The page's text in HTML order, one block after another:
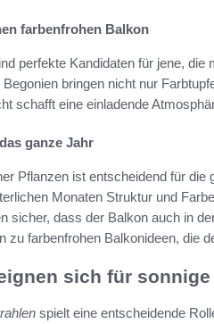
farbenfrohen Balkon
perfekte Kandidaten für jene,
bringen nicht nur
schafft eine einladende
ganze Jahr
Pflanzen ist entscheidend für
Monaten Struktur und
sicher, dass der Balkon auch in
zu farbenfrohen Balkonideen, die
sich für
spielt eine entscheidende